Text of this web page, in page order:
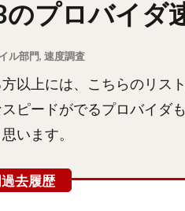
のプロバイダ
ル部門, 速度調査
以上には、こちらのリス
ピードがでるプロバイダ
います。